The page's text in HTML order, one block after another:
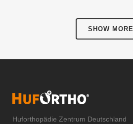
SHOW MORE
Huforthopädie Zentrum Deutschland